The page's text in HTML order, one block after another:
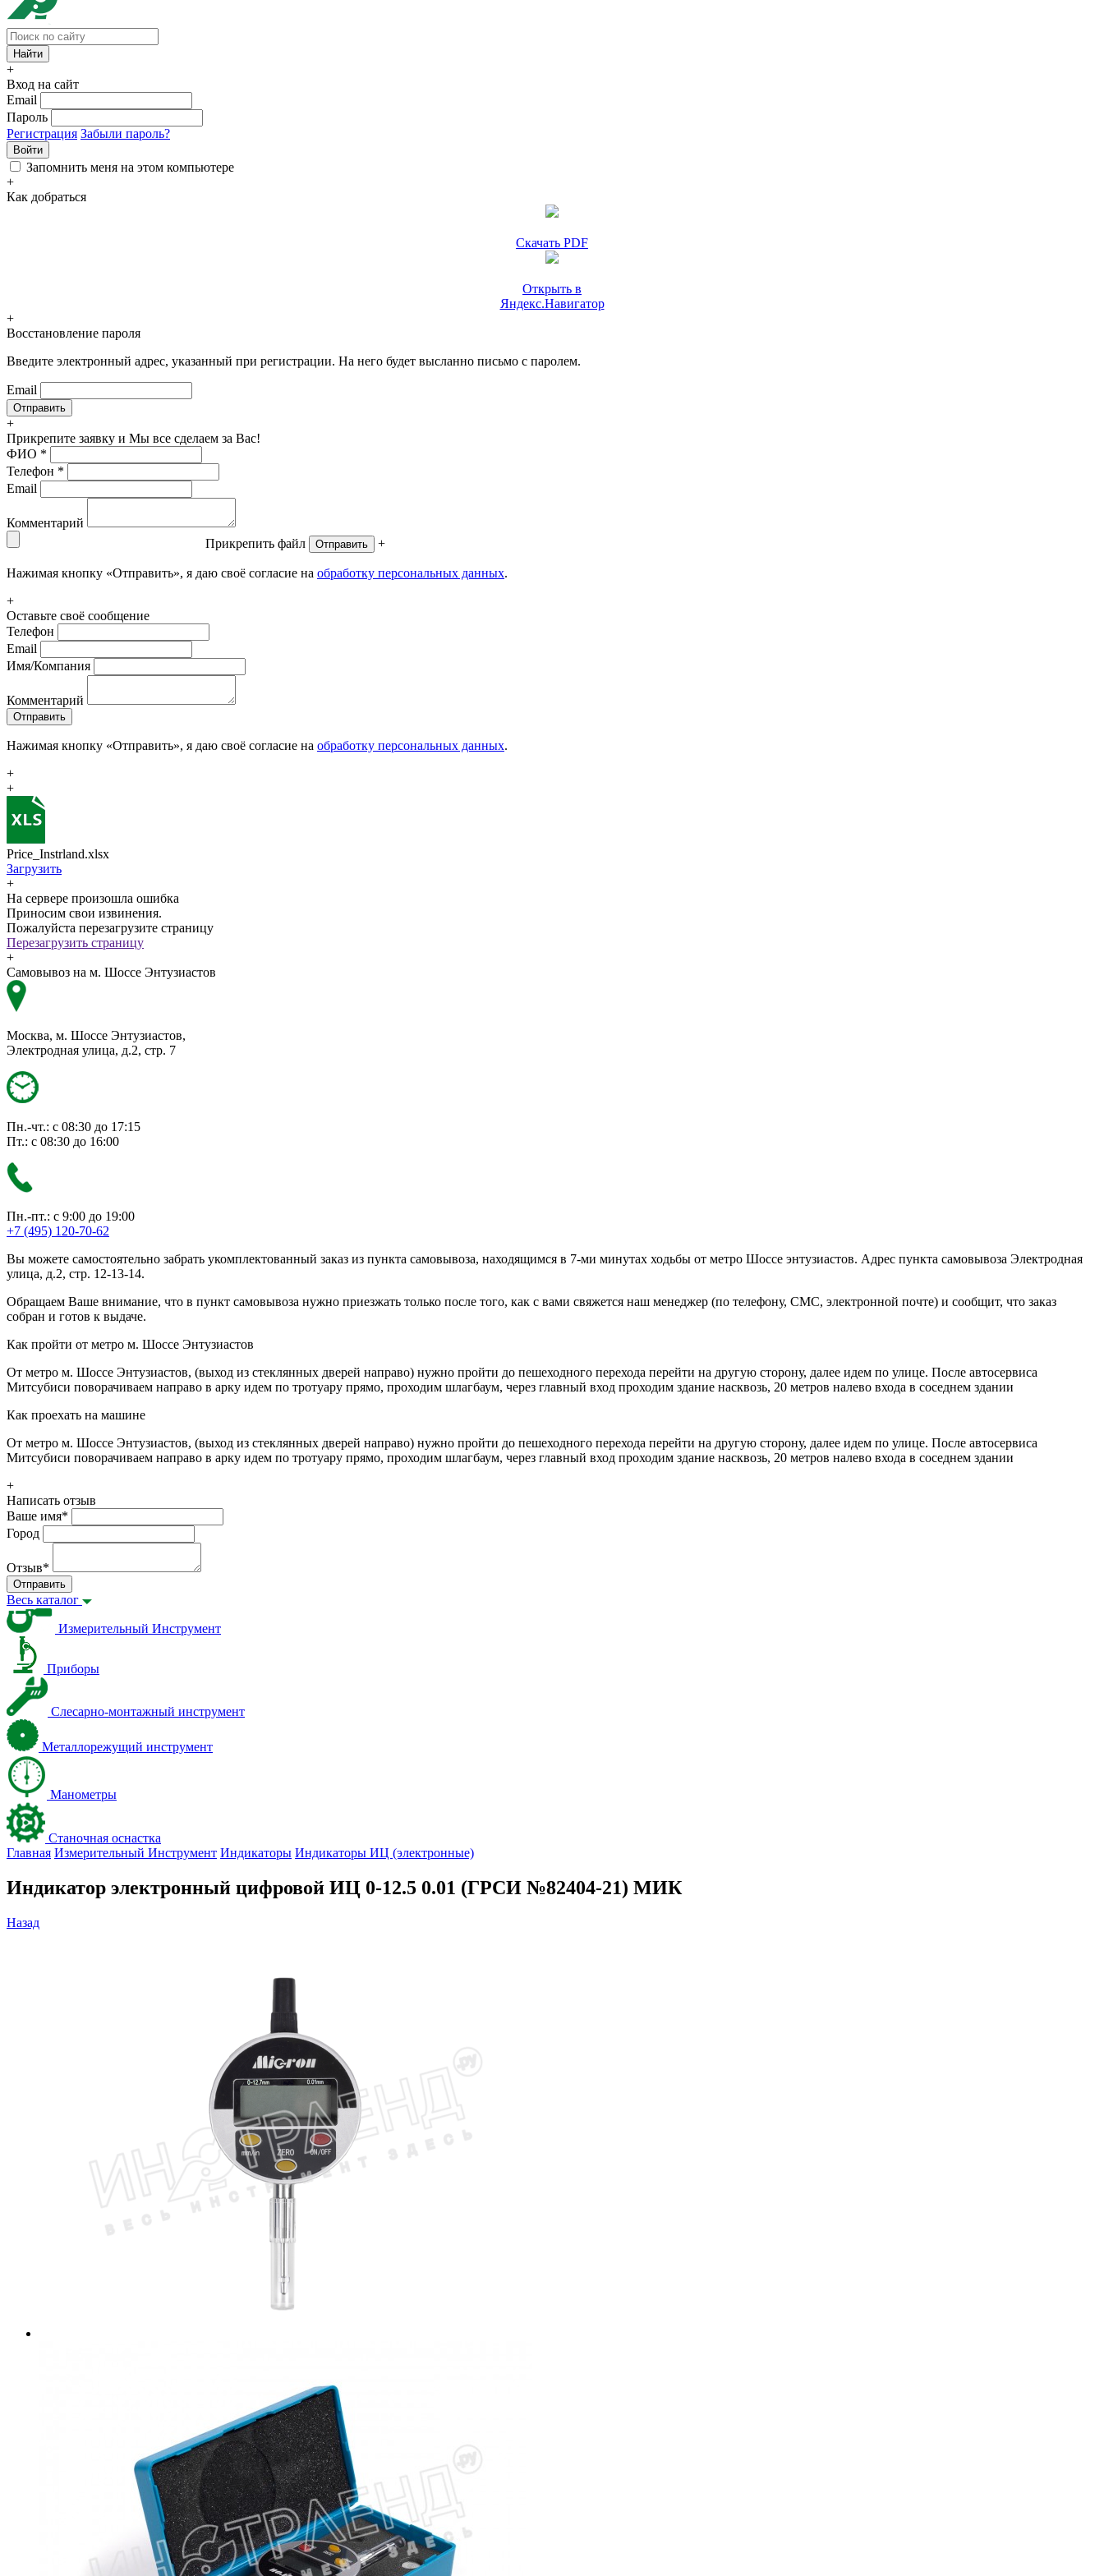
+
Вход на сайт
Email
Пароль
Регистрация Забыли пароль?
Войти
Запомнить меня на этом компьютере
+
Как добраться
Скачать PDF
Открыть в
Яндекс.Навигатор
+
Восстановление пароля
Введите электронный адрес, указанный при регистрации. На него будет высланно письмо с паролем.
Email
+
Прикрепите заявку и Мы все сделаем за Вас!
ФИО *
Телефон *
Email
Комментарий
Прикрепить файл
Отправить +
Нажимая кнопку «Отправить», я даю своё согласие на обработку персональных данных.
+
Оставьте своё сообщение
Телефон
Email
Имя/Компания
Комментарий
Отправить
Нажимая кнопку «Отправить», я даю своё согласие на обработку персональных данных.
+
+
Price_Instrland.xlsx
Загрузить
+
На сервере произошла ошибка
Приносим свои извинения.
Пожалуйста перезагрузите страницу
Перезагрузить страницу
+
Самовывоз на м. Шоссе Энтузиастов
Москва, м. Шоссе Энтузиастов,
Электродная улица, д.2, стр. 7
Пн.-чт.: с 08:30 до 17:15
Пт.: с 08:30 до 16:00
Пн.-пт.: с 9:00 до 19:00
+7 (495) 120-70-62
Вы можете самостоятельно забрать укомплектованный заказ из пункта самовывоза, находящимся в 7-ми минутах ходьбы от метро Шоссе энтузиастов. Адрес пункта самовывоза Электродная
улица, д.2, стр. 12-13-14.
Обращаем Ваше внимание, что в пункт самовывоза нужно приезжать только после того, как с вами свяжется наш менеджер (по телефону, СМС, электронной почте) и сообщит, что заказ
собран и готов к выдаче.
Как пройти от метро м. Шоссе Энтузиастов
От метро м. Шоссе Энтузиастов, (выход из стеклянных дверей направо) нужно пройти до пешеходного перехода перейти на другую сторону, далее идем по улице. После автосервиса
Митсубиси поворачиваем направо в арку идем по тротуару прямо, проходим шлагбаум, через главный вход проходим здание насквозь, 20 метров налево входа в соседнем здании
Как проехать на машине
От метро м. Шоссе Энтузиастов, (выход из стеклянных дверей направо) нужно пройти до пешеходного перехода перейти на другую сторону, далее идем по улице. После автосервиса
Митсубиси поворачиваем направо в арку идем по тротуару прямо, проходим шлагбаум, через главный вход проходим здание насквозь, 20 метров налево входа в соседнем здании
+
Написать отзыв
Ваше имя*
Город
Отзыв*
Отправить
Весь каталог
Измерительный Инструмент
Приборы
Слесарно-монтажный инструмент
Металлорежущий инструмент
Манометры
Станочная оснастка
Главная Измерительный Инструмент Индикаторы Индикаторы ИЦ (электронные)
Индикатор электронный цифровой ИЦ 0-12.5 0.01 (ГРСИ №82404-21) МИК
Назад